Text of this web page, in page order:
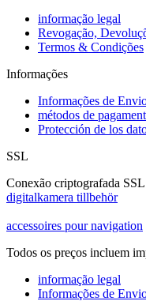
informação legal
Revogação,
Termos & Condições
Informações
Informações de
métodos de
Protección de los
SSL
Conexão criptografada SSL
digitalkamera tillbehör
accessoires pour navigation
Todos os preços incluem
informação legal
Informações de